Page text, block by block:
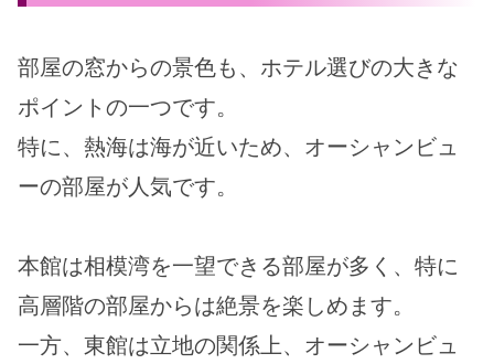
部屋の窓からの景色も、ホテル選びの大きな
ポイントの一つです。
特に、熱海は海が近いため、オーシャンビュ
ーの部屋が人気です。
本館は相模湾を一望できる部屋が多く、特に
高層階の部屋からは絶景を楽しめます。
一方、東館は立地の関係上、オーシャンビュ